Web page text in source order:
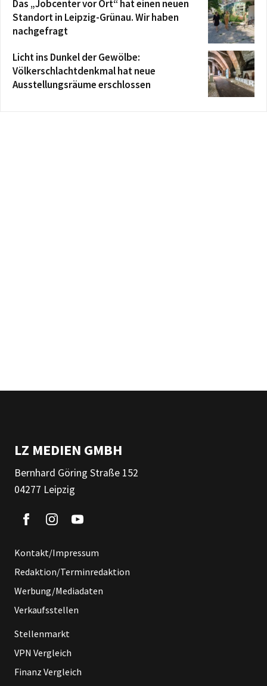
Das „Jobcenter vor Ort“ hat einen neuen
Standort in Leipzig-Grünau. Wir haben
nachgefragt
Licht ins Dunkel der Gewölbe:
Völkerschlachtdenkmal hat neue
Ausstellungsräume erschlossen
LZ MEDIEN GMBH
Bernhard Göring Straße 152
04277 Leipzig
Kontakt/Impressum
Redaktion/Terminredaktion
Werbung/Mediadaten
Verkaufsstellen
Stellenmarkt
VPN Vergleich
Finanz Vergleich